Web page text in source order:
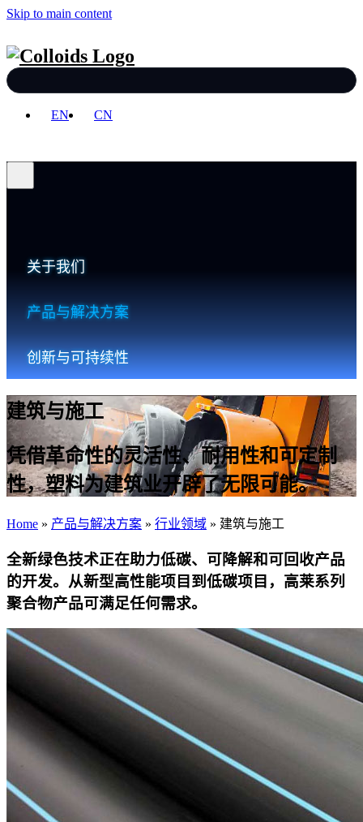
Skip to main content
EN CN
关于我们
产品与解决方案
创新与可持续性
建筑与施工
凭借革命性的灵活性、耐用性和可定制
性，塑料为建筑业开辟了无限可能。
Home » 产品与解决方案 » 行业领域 » 建筑与施工
全新绿色技术正在助力低碳、可降解和可回收产品
的开发。从新型高性能项目到低碳项目，高莱系列
聚合物产品可满足任何需求。